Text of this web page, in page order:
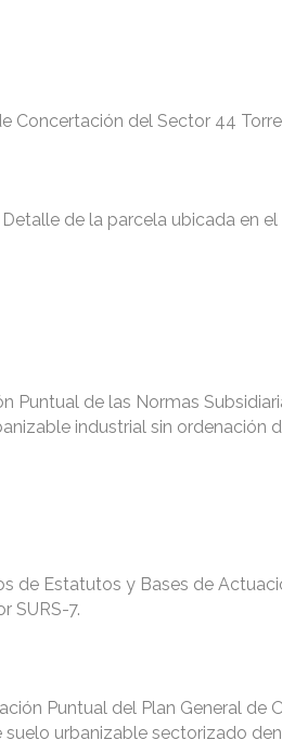
Concertación del Sector 44
de la parcela ubicada en
Puntual de las Normas
industrial sin ordenación
de Estatutos y Bases de
SURS-7.
Puntual del Plan General de
urbanizable sectorizado